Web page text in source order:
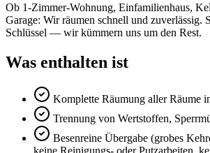
Ob 1-Zimmer-Wohnung, Einfamilienhaus,
Garage: Wir räumen schnell und zuverlässig.
Schlüssel — wir kümmern uns um den Rest.
Was enthalten ist
Komplette Räumung aller Räume
Trennung von Wertstoffen,
Besenreine Übergabe (grobes
keine Reinigungs- oder Putzarbeiten,